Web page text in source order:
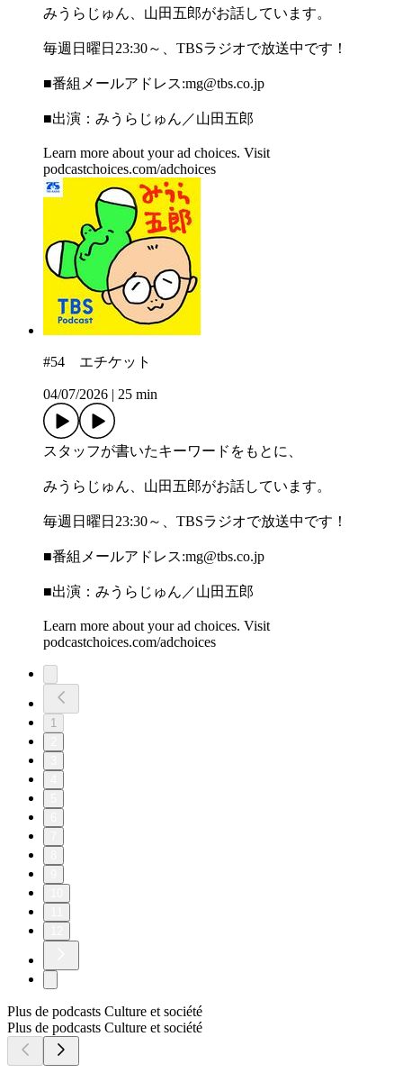
みうらじゅん、山田五郎がお話しています。
毎週日曜日23:30～、TBSラジオで放送中です！
■番組メールアドレス:⁠⁠⁠⁠⁠⁠⁠⁠⁠⁠⁠⁠⁠⁠⁠⁠⁠⁠⁠⁠⁠⁠⁠⁠⁠⁠⁠⁠⁠⁠mg@tbs.co.jp⁠⁠⁠⁠⁠⁠⁠⁠⁠⁠⁠⁠⁠⁠⁠⁠⁠⁠⁠⁠⁠⁠⁠⁠⁠⁠⁠⁠⁠⁠
■出演：みうらじゅん／山田五郎
Learn more about your ad choices. Visit
podcastchoices.com/adchoices
#54 エチケット
04/07/2026 25 min
スタッフが書いたキーワードをもとに、
みうらじゅん、山田五郎がお話しています。
毎週日曜日23:30～、TBSラジオで放送中です！
■番組メールアドレス:⁠⁠⁠⁠⁠⁠⁠⁠⁠⁠⁠⁠⁠⁠⁠⁠⁠⁠⁠⁠⁠⁠⁠⁠⁠⁠⁠⁠⁠mg@tbs.co.jp⁠⁠⁠⁠⁠⁠⁠⁠⁠⁠⁠⁠⁠⁠⁠⁠⁠⁠⁠⁠⁠⁠⁠⁠⁠⁠⁠⁠⁠
■出演：みうらじゅん／山田五郎
Learn more about your ad choices. Visit
podcastchoices.com/adchoices
1
Plus de podcasts Culture et société
Plus de podcasts Culture et société